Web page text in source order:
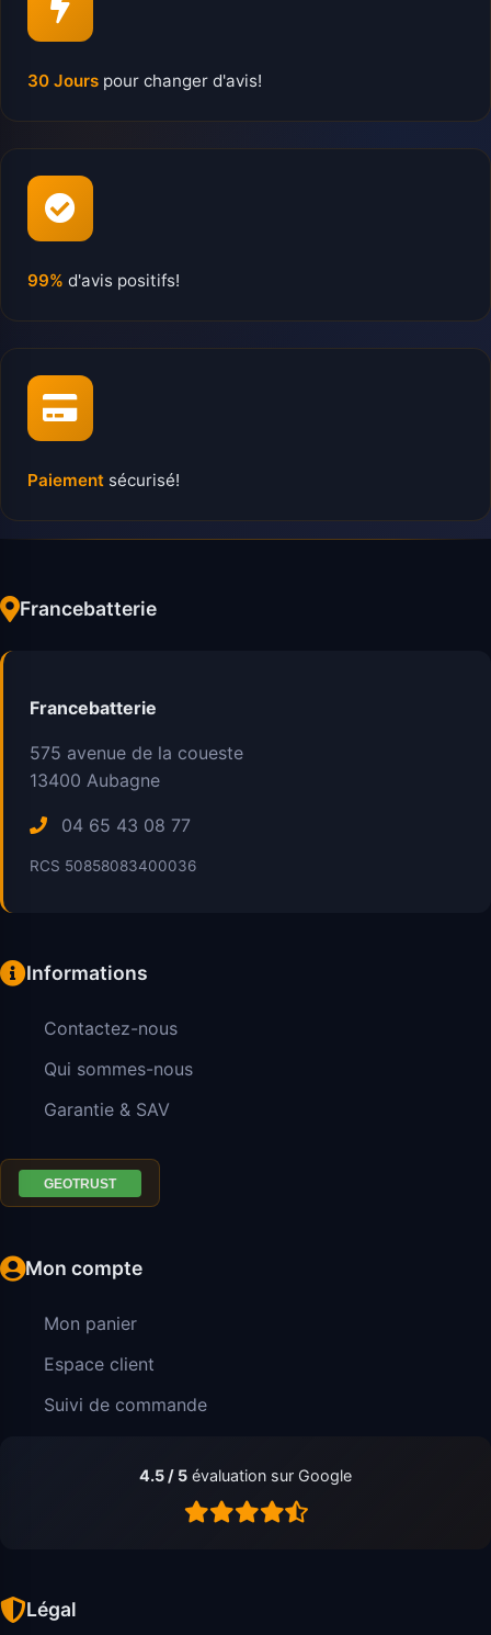
30 Jours pour changer d'avis!
99% d'avis positifs!
Paiement sécurisé!
Francebatterie
Francebatterie
575 avenue de la coueste
13400 Aubagne
04 65 43 08 77
RCS 50858083400036
Informations
Contactez-nous
Qui sommes-nous
Garantie & SAV
Mon compte
Mon panier
Espace client
Suivi de commande
4.5 / 5 évaluation sur Google
Légal